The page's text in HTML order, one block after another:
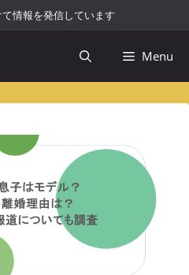
情報を発信しています
Menu